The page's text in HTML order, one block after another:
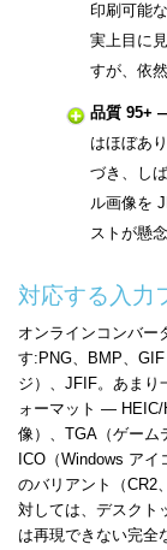
印刷可能
実上目に
すが、依
品質 95+
はほぼあ
づき、し
ル画像を
ストが懸
対応する入力
オンラインコンバー
す:PNG、BMP、
ジ）、JFIF。あまり
ォーマット — HEIC/
像）、TGA（ゲーム
ICO（Windows ア
のバリアント（CR2
対しては、デスクト
は再現できない完全